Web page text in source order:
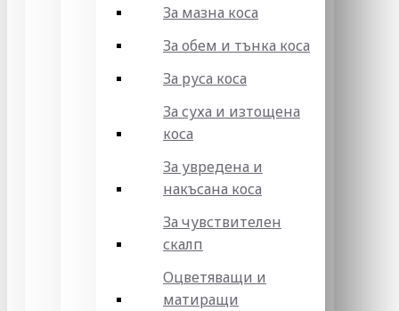
За мазна коса
За обем и тънка коса
За руса коса
За суха и изтощена
коса
За увредена и
накъсана коса
За чувствителен
скалп
Оцветяващи и
матиращи